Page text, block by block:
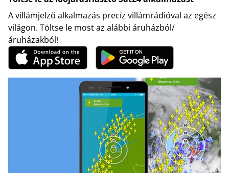
A villámjelző alkalmazás precíz villámrádióval az egész
világon. Töltse le most az alábbi áruházból/
áruházakból!